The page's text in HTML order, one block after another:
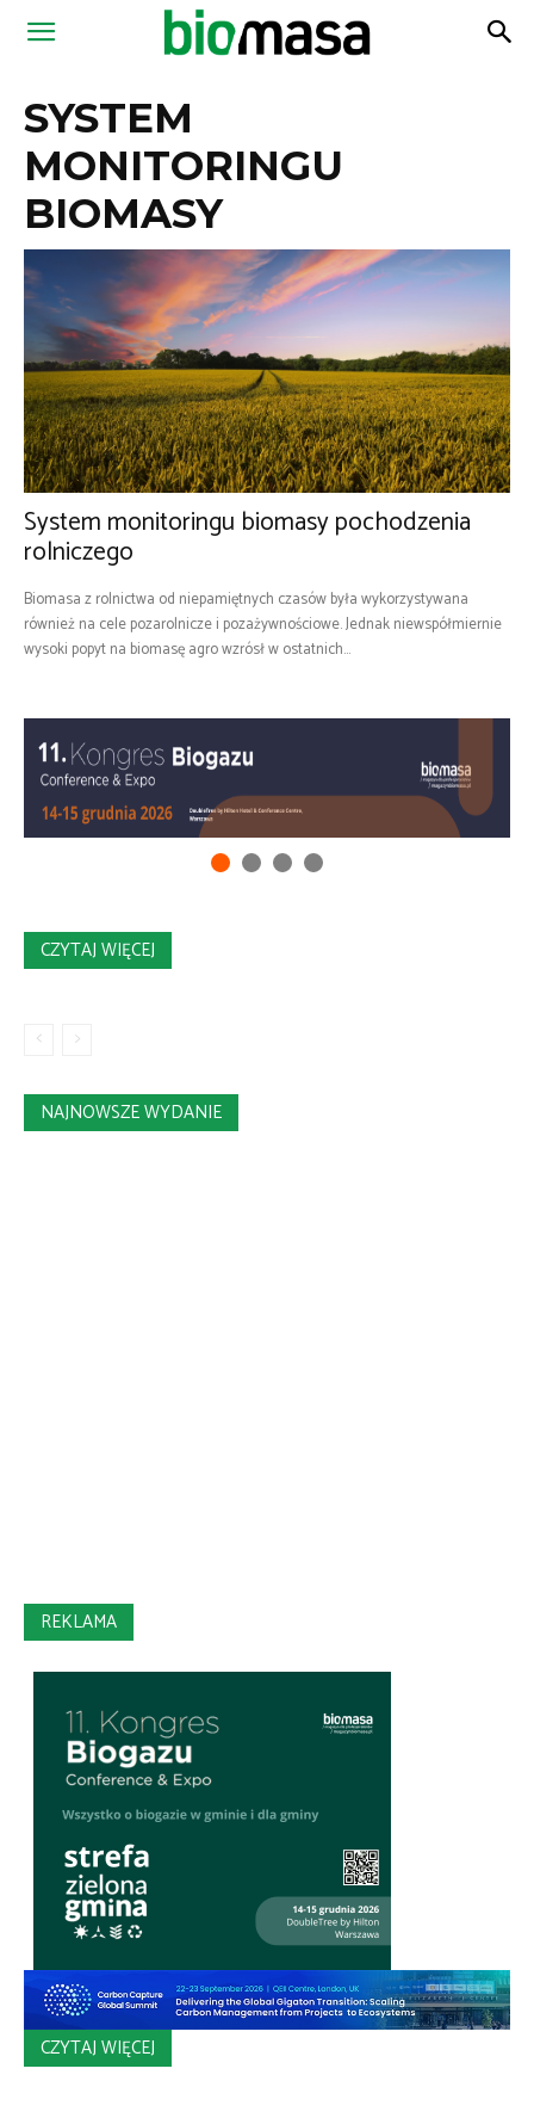
Magazyn
SYSTEM
MONITORINGU
BIOMASY
System monitoringu biomasy pochodzenia
rolniczego
Biomasa z rolnictwa od niepamiętnych czasów była wykorzystywana
również na cele pozarolnicze i pozażywnościowe. Jednak niewspółmiernie
wysoki popyt na biomasę agro wzrósł w ostatnich...
CZYTAJ WIĘCEJ
NAJNOWSZE WYDANIE
REKLAMA
CZYTAJ WIĘCEJ